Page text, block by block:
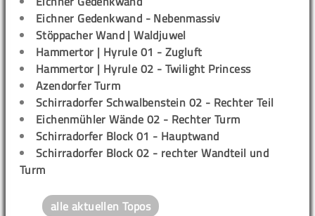
Eichner Gedenkwand - Nebenmassiv
Stöppacher Wand | Waldjuwel
Hammertor | Hyrule 01 - Zugluft
Hammertor | Hyrule 02 - Twilight Princess
Azendorfer Turm
Schirradorfer Schwalbenstein 02 - Rechter Teil
Eichenmühler Wände 02 - Rechter Turm
Schirradorfer Block 01 - Hauptwand
Schirradorfer Block 02 - rechter Wandteil und
Turm
alle aktuellen Topos